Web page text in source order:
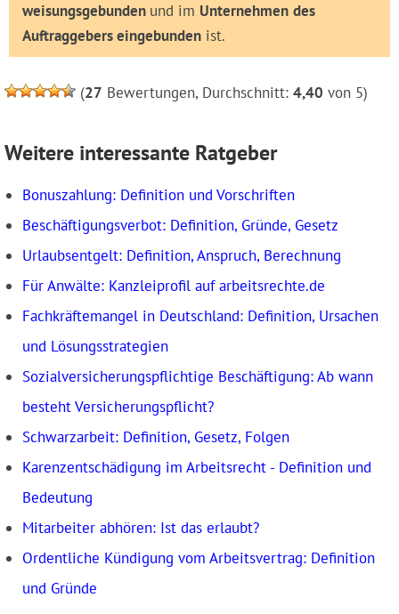
weisungsgebunden und im Unternehmen des
Auftraggebers eingebunden ist.
(27 Bewertungen, Durchschnitt: 4,40 von 5)
Weitere interessante Ratgeber
Bonuszahlung: Definition und Vorschriften
Beschäftigungsverbot: Definition, Gründe, Gesetz
Urlaubsentgelt: Definition, Anspruch, Berechnung
Für Anwälte: Kanzleiprofil auf arbeitsrechte.de
Fachkräftemangel in Deutschland: Definition, Ursachen
und Lösungsstrategien
Sozialversicherungspflichtige Beschäftigung: Ab wann
besteht Versicherungspflicht?
Schwarzarbeit: Definition, Gesetz, Folgen
Karenzentschädigung im Arbeitsrecht - Definition und
Bedeutung
Mitarbeiter abhören: Ist das erlaubt?
Ordentliche Kündigung vom Arbeitsvertrag: Definition
und Gründe